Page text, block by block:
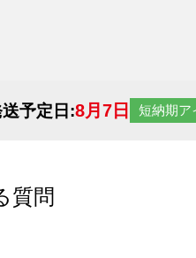
予定日:8月7日 短納期ア
質問